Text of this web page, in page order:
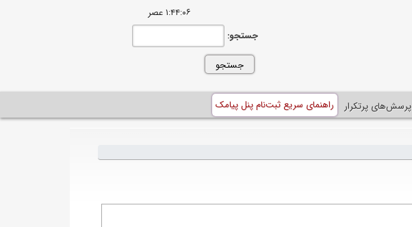
۱:۴۴:۰۶ عصر
جستجو:
پرسش‌های پرتکرار راهنمای سریع ثبت‌نام پنل پیامک